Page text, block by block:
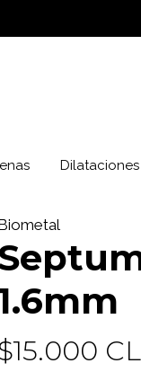
Dilataciones